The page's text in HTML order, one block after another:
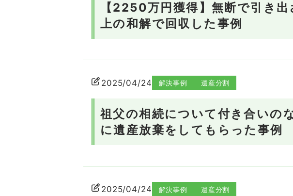
【2250万円獲得】無断で引き
上の和解で回収した事例
2025/04/24 解決事例 遺産分割
祖父の相続について付き合いの
に遺産放棄をしてもらった事例
2025/04/24 解決事例 遺産分割